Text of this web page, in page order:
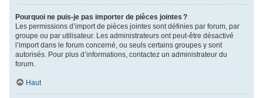
Pourquoi ne puis-je pas importer de pièces jointes ?
Les permissions d’import de pièces jointes sont définies par forum, par
groupe ou par utilisateur. Les administrateurs ont peut-être désactivé
l’import dans le forum concerné, ou seuls certains groupes y sont
autorisés. Pour plus d’informations, contactez un administrateur du
forum.
Haut